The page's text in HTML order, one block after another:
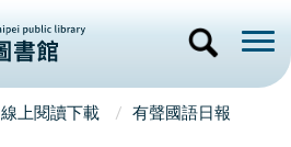
線上閱讀下載 有聲國語日報